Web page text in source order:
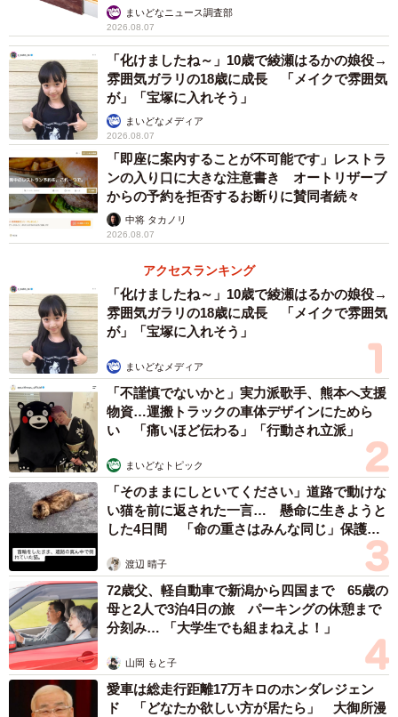
まいどなニュース調査部
2026.08.07
「化けましたね～」10歳で綾瀬はるかの娘役→
雰囲気ガラリの18歳に成長 「メイクで雰囲気
が」「宝塚に入れそう」
まいどなメディア
2026.08.07
「即座に案内することが不可能です」レストラ
ンの入り口に大きな注意書き オートリザーブ
からの予約を拒否するお断りに賛同者続々
中将 タカノリ
2026.08.07
アクセスランキング
「化けましたね～」10歳で綾瀬はるかの娘役→
雰囲気ガラリの18歳に成長 「メイクで雰囲気
が」「宝塚に入れそう」
まいどなメディア
「不謹慎でないかと」実力派歌手、熊本へ支援
物資…運搬トラックの車体デザインにためら
い 「痛いほど伝わる」「行動され立派」
まいどなトピック
「そのままにしといてください」道路で動けな
い猫を前に返された一言… 懸命に生きようと
した4日間 「命の重さはみんな同じ」保護団
渡辺 晴子
72歳父、軽自動車で新潟から四国まで 65歳の
母と2人で3泊4日の旅 パーキングの休憩まで
分刻み… 「大学生でも組まねえよ！」
山岡 もと子
愛車は総走行距離17万キロのホンダレジェン
ド 「どなたか欲しい方が居たら」 大御所漫